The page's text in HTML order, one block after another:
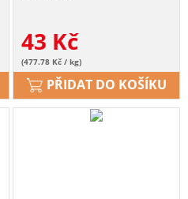
43 Kč
(477.78 Kč / kg)
PŘIDAT DO KOŠÍKU